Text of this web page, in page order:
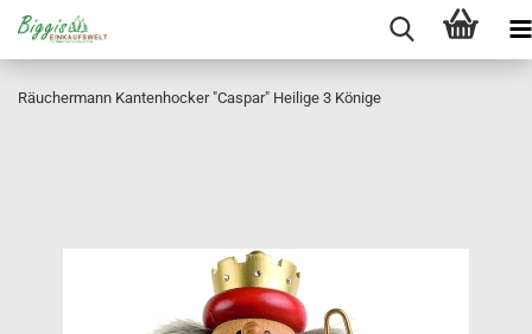
Räuchermann Kantenhocker "Caspar" Heilige 3 Könige